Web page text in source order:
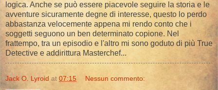
logica. Anche se può essere piacevole seguire la storia e le
avventure sicuramente degne di interesse, questo lo perdo
abbastanza velocemente appena mi rendo conto che i
soggetti seguono un ben determinato copione. Nel
frattempo, tra un episodio e l'altro mi sono goduto di più True
Detective e addirittura Masterchef...
Jack O. Lyroid at 07:15 Nessun commento: